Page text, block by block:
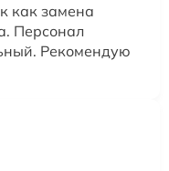
как замена
Персонал
Рекомендую